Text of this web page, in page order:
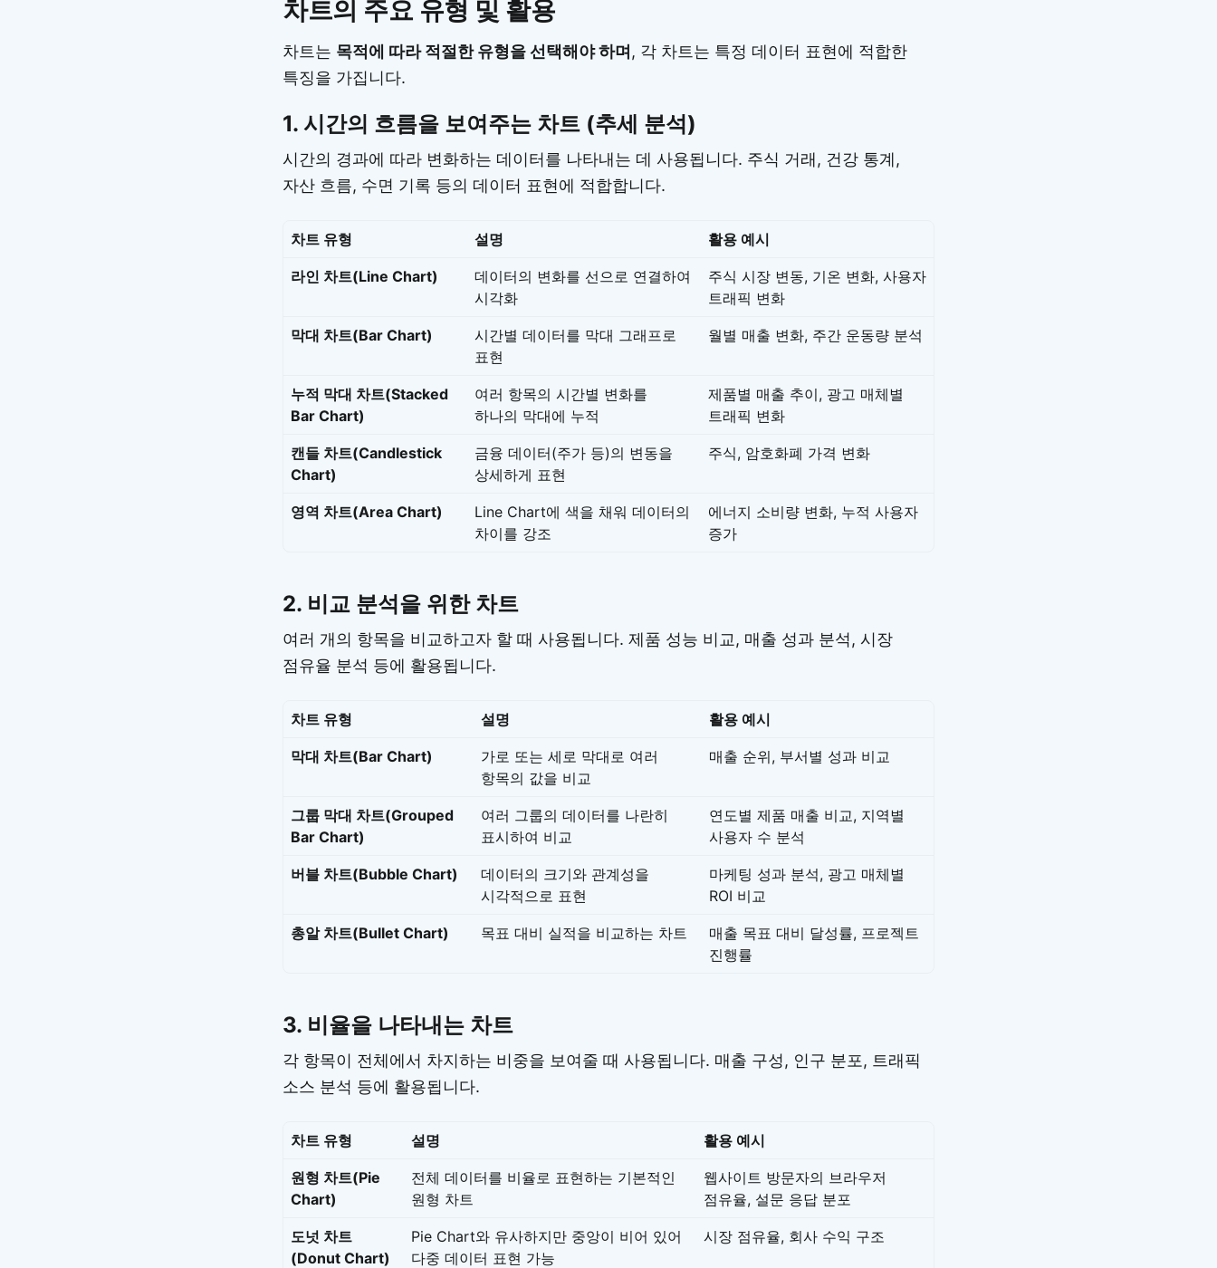
차트의 주요 유형 및 활용
차트는 목적에 따라 적절한 유형을 선택해야 하며 , 각 차트는 특정 데이터 표현에 적합한
특징을 가집니다.
1. 시간의 흐름을 보여주는 차트 (추세 분석)
시간의 경과에 따라 변화하는 데이터를 나타내는 데 사용됩니다. 주식 거래, 건강 통계,
자산 흐름, 수면 기록 등의 데이터 표현에 적합합니다.
차트 유형 설명 활용 예시
라인 차트(Line Chart)
데이터의 변화를 선으로 연결하여
시각화
주식 시장 변동, 기온 변화, 사용자
트래픽 변화
막대 차트(Bar Chart)
시간별 데이터를 막대 그래프로
표현
월별 매출 변화, 주간 운동량 분석
누적 막대 차트(Stacked
Bar Chart)
여러 항목의 시간별 변화를
하나의 막대에 누적
제품별 매출 추이, 광고 매체별
트래픽 변화
캔들 차트(Candlestick
Chart)
금융 데이터(주가 등)의 변동을
상세하게 표현
주식, 암호화폐 가격 변화
영역 차트(Area Chart)
Line Chart에 색을 채워 데이터의
차이를 강조
에너지 소비량 변화, 누적 사용자
증가
2. 비교 분석을 위한 차트
여러 개의 항목을 비교하고자 할 때 사용됩니다. 제품 성능 비교, 매출 성과 분석, 시장
점유율 분석 등에 활용됩니다.
차트 유형 설명 활용 예시
막대 차트(Bar Chart)
가로 또는 세로 막대로 여러
항목의 값을 비교
매출 순위, 부서별 성과 비교
그룹 막대 차트(Grouped
Bar Chart)
여러 그룹의 데이터를 나란히
표시하여 비교
연도별 제품 매출 비교, 지역별
사용자 수 분석
버블 차트(Bubble Chart)
데이터의 크기와 관계성을
시각적으로 표현
마케팅 성과 분석, 광고 매체별
ROI 비교
총알 차트(Bullet Chart) 목표 대비 실적을 비교하는 차트
매출 목표 대비 달성률, 프로젝트
진행률
3. 비율을 나타내는 차트
각 항목이 전체에서 차지하는 비중을 보여줄 때 사용됩니다. 매출 구성, 인구 분포, 트래픽
소스 분석 등에 활용됩니다.
차트 유형 설명 활용 예시
원형 차트(Pie
Chart)
전체 데이터를 비율로 표현하는 기본적인
원형 차트
웹사이트 방문자의 브라우저
점유율, 설문 응답 분포
도넛 차트
(Donut Chart)
Pie Chart와 유사하지만 중앙이 비어 있어
다중 데이터 표현 가능
시장 점유율, 회사 수익 구조